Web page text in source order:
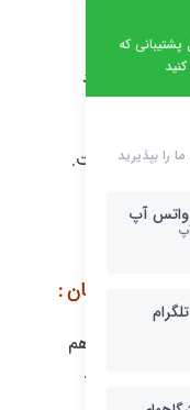
پارک وجود
مجارستان :
سده سیزدهم
باقی‌مانده بود.
پشتیبانی که
ما را بپذیرید
واتس آپ